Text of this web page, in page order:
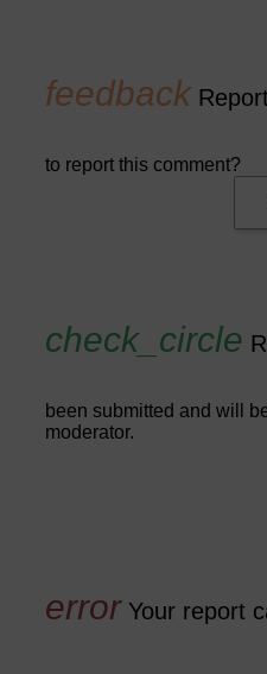
to report this comment?
been submitted and will
moderator.
Your report